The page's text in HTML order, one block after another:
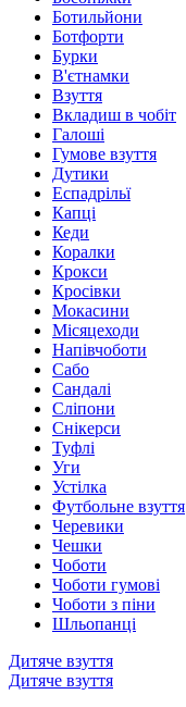
Ботильйони
Ботфорти
Бурки
В'єтнамки
Взуття
Вкладиш в чобіт
Галоші
Гумове взуття
Дутики
Еспадрільї
Капці
Кеди
Коралки
Крокси
Кросівки
Мокасини
Місяцеходи
Напівчоботи
Сабо
Сандалі
Сліпони
Снікерси
Туфлі
Уги
Устілка
Футбольне взуття
Черевики
Чешки
Чоботи
Чоботи гумові
Чоботи з піни
Шльопанці
Дитяче взуття
Дитяче взуття